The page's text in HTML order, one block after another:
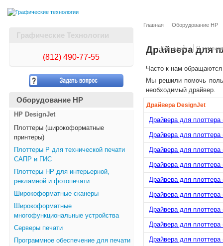
Карта сайта О
Графические Технологии
(812) 490-77-55
Оборудование HP
HP DesignJet
Плоттеры (широкоформатные
принтеры)
Плоттеры Р для технической печати
САПР и ГИС
Плоттеры НР для интерьерной,
рекламной и фотопечати
Широкоформатные сканеры
Широкоформатные
многофункциональные устройства
Серверы печати
Программное обеспечение для печати
Главная Оборудование HP
Драйвера для
Часто к нам
Мы решили помочь
необходимый драйвер.
Драйвера DesignJet
Драйвера для
Драйвера для
Драйвера для
Драйвера для
Драйвера для
Драйвера для
Драйвера для
Драйвера для
Драйвера для